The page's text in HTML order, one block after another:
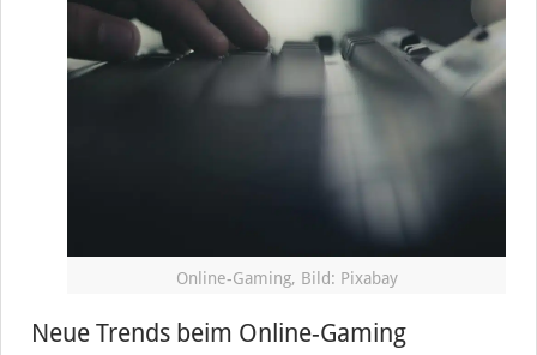
Online-Gaming, Bild: Pixabay
Neue Trends beim Online-Gaming